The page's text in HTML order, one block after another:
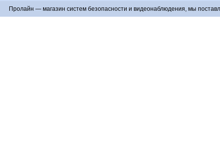
Пролайн — магазин систем безопасности и видеонаблюдения, мы